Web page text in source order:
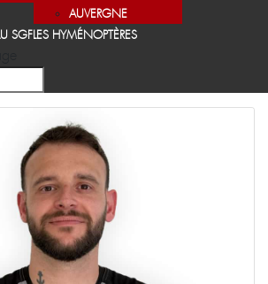
AUVERGNE
SGFLES HYMÉNOPTÈRES